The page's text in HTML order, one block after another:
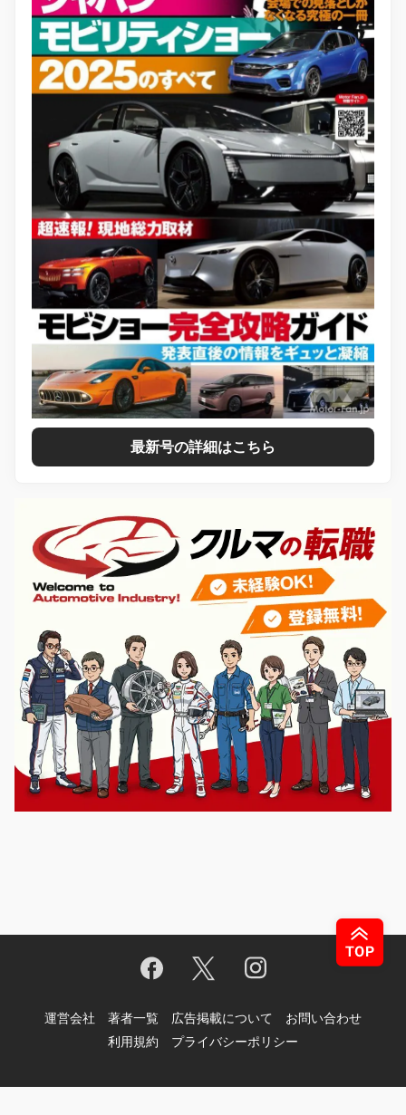
最新号の詳細はこちら
運営会社 著者一覧 広告掲載について
お問い合わせ
利用規約
プライバシーポリシー